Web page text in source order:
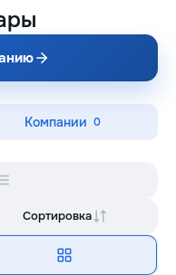
Компании 0
Сортировка